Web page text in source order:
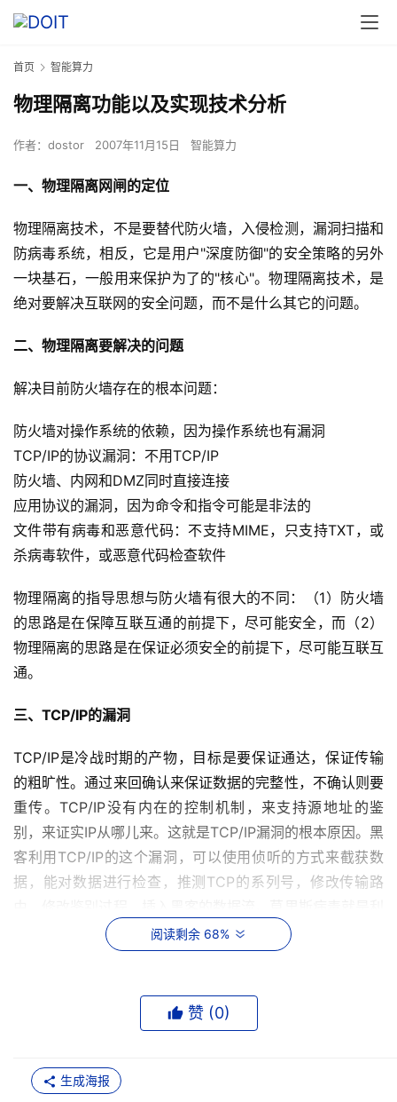
首页 智能算力
物理隔离功能以及实现技术分析
作者： dostor 2007年11月15日 智能算力
一、物理隔离网闸的定位
物理隔离技术，不是要替代防火墙，入侵检测，漏洞扫描和
防病毒系统，相反，它是用户"深度防御"的安全策略的另外
一块基石，一般用来保护为了的"核心"。物理隔离技术，是
绝对要解决互联网的安全问题，而不是什么其它的问题。
二、物理隔离要解决的问题
解决目前防火墙存在的根本问题：
防火墙对操作系统的依赖，因为操作系统也有漏洞
TCP/IP的协议漏洞：不用TCP/IP
防火墙、内网和DMZ同时直接连接
应用协议的漏洞，因为命令和指令可能是非法的
文件带有病毒和恶意代码：不支持MIME，只支持TXT，或
杀病毒软件，或恶意代码检查软件
物理隔离的指导思想与防火墙有很大的不同：（1）防火墙
的思路是在保障互联互通的前提下，尽可能安全，而（2）
物理隔离的思路是在保证必须安全的前提下，尽可能互联互
通。
三、TCP/IP的漏洞
TCP/IP是冷战时期的产物，目标是要保证通达，保证传输
的粗旷性。通过来回确认来保证数据的完整性，不确认则要
重传。TCP/IP没有内在的控制机制，来支持源地址的鉴
别，来证实IP从哪儿来。这就是TCP/IP漏洞的根本原因。黑
客利用TCP/IP的这个漏洞，可以使用侦听的方式来截获数
据，能对数据进行检查，推测TCP的系列号，修改传输路
用这一点，给互联网造成巨大的危害。
防火墙要保证服务，必须开放相应的端口。防火墙要准许
须开放25端口等。对开放的端口进行攻击，防火墙不能防
止。利用DOS或DDOS，对开放的端口进行攻击，防火墙无
阅读剩余 68%
赞 (0)
生成海报